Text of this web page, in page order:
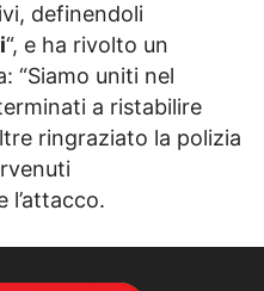
definendoli
“, e ha rivolto un
“Siamo uniti nel
a ristabilire
ringraziato la polizia
l’attacco.